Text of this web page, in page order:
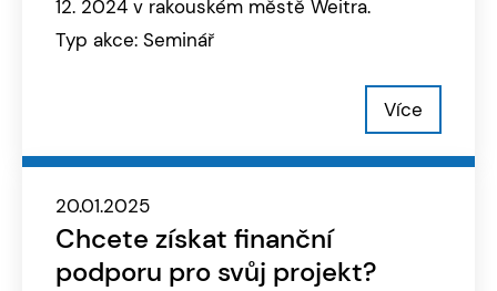
12. 2024 v rakouském městě Weitra.
Typ akce: Seminář
Více
20.01.2025
Chcete získat finanční
podporu pro svůj projekt?